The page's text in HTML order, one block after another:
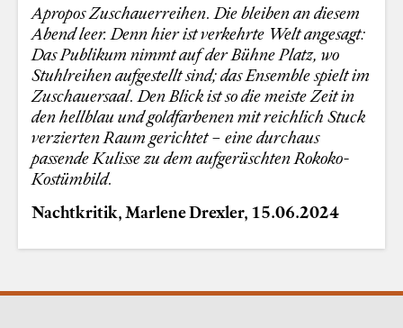
Apropos Zuschauerreihen. Die bleiben an diesem
Abend leer. Denn hier ist verkehrte Welt angesagt:
Das Publikum nimmt auf der Bühne Platz, wo
Stuhlreihen aufgestellt sind; das Ensemble spielt im
Zuschauersaal. Den Blick ist so die meiste Zeit in
den hellblau und goldfarbenen mit reichlich Stuck
verzierten Raum gerichtet – eine durchaus
passende Kulisse zu dem aufgerüschten Rokoko-
Kostümbild.
Nachtkritik, Marlene Drexler, 15.06.2024